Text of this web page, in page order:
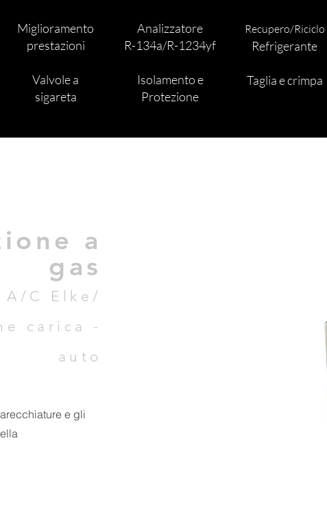
Miglioramento
prestazioni
Valvole a
sigareta
Analizzatore
R-134a/R-1234yf
Isolamento e
Protezione
Recupero/Riciclo
Refrigerante
Taglia e crimpa
a
gas
A/C Elke/
carica -
auto
e gli